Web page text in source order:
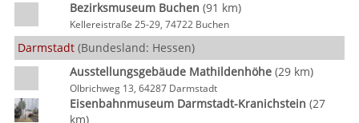
Bezirksmuseum Buchen (91 km)
Kellereistraße 25-29, 74722 Buchen
Darmstadt (Bundesland: Hessen)
Ausstellungsgebäude Mathildenhöhe(29 km)
Olbrichweg 13, 64287 Darmstadt
Eisenbahnmuseum Darmstadt-Kranichstein (27
km)